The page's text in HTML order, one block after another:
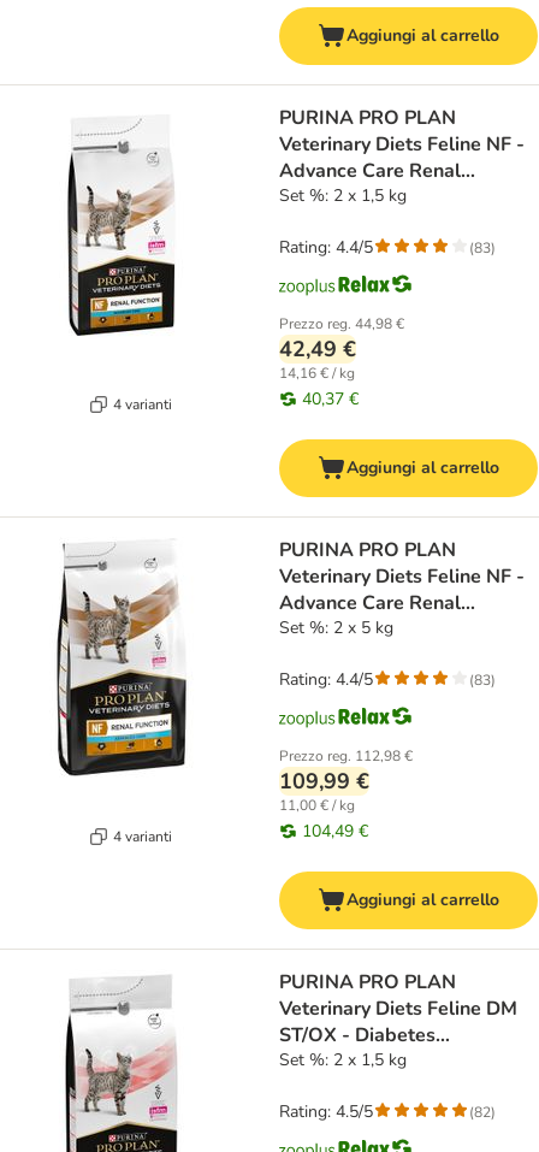
Aggiungi al carrello
4 varianti
PURINA PRO PLAN
Veterinary Diets Feline NF -
Advance Care Renal
Function
Set %: 2 x 1,5 kg
Prezzo reg. 44,98 €
42,49 €
14,16 € / kg
40,37 €
Rating: 4.4/5 (83)
Aggiungi al carrello
4 varianti
PURINA PRO PLAN
Veterinary Diets Feline NF -
Advance Care Renal
Function
Set %: 2 x 5 kg
Prezzo reg. 112,98 €
109,99 €
11,00 € / kg
104,49 €
Rating: 4.4/5 (83)
Aggiungi al carrello
PURINA PRO PLAN
Veterinary Diets Feline DM
ST/OX - Diabetes
Management
Set %: 2 x 1,5 kg
Rating: 4.5/5 (82)